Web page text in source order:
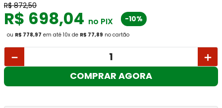
R$ 872,50
R$ 698,04 no PIX -10%
ou R$ 778,97 em até 10x de R$ 77,89 no cartão
＋
－
COMPRAR AGORA